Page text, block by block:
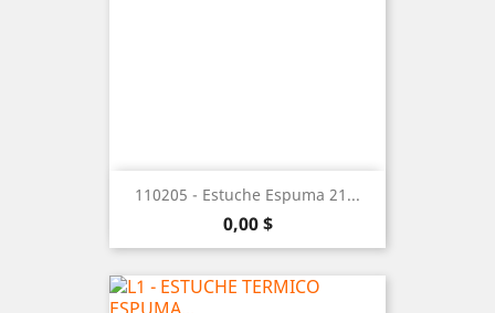
110205 - Estuche Espuma 21...
Precio
0,00 $